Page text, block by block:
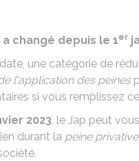
changé depuis le 1er
une catégorie de
l'application des peines
si vous remplissez
2023, le Jap peut
durant la peine